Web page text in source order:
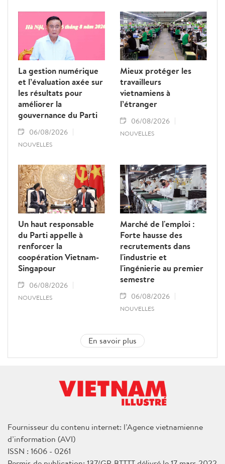
La gestion numérique
et l’évaluation axée sur
les résultats pour
améliorer la
gouvernance du Parti
06/08/2026
NOUVELLES
Mieux protéger les
travailleurs
vietnamiens à
l’étranger
06/08/2026
NOUVELLES
Un haut responsable
du Parti appelle à
renforcer la
coopération Vietnam-
Singapour
06/08/2026
NOUVELLES
Marché de l'emploi :
Forte hausse des
recrutements dans
l'industrie et
l'ingénierie au premier
semestre
06/08/2026
NOUVELLES
En savoir plus
Fournisseur du contenu internet: l’Agence vietnamienne
d’information (AVI)
ISSN : 1606 - 0261